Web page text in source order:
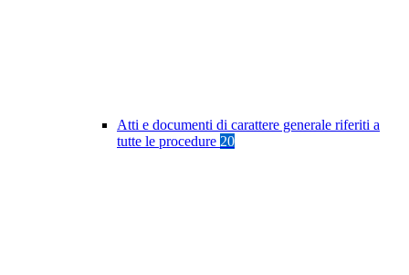
Atti e documenti di carattere generale riferiti a
tutte le procedure 20